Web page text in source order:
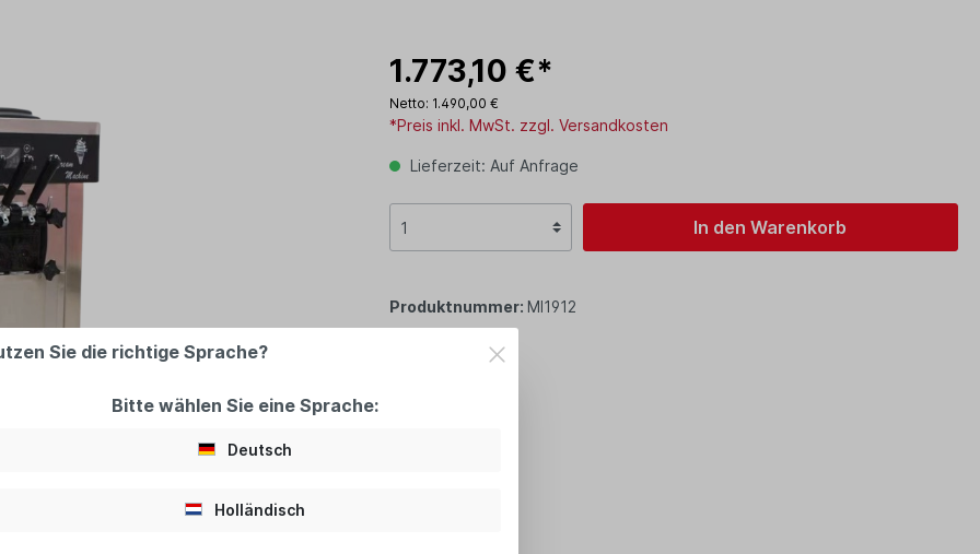
1.773,10 €*
Netto: 1.490,00 €
*Preis inkl. MwSt. zzgl. Versandkosten
Lieferzeit: Auf Anfrage
In den Warenkorb
Produktnummer: MI1912
Sie die richtige Sprache?
Bitte wählen Sie eine Sprache:
Deutsch
Holländisch